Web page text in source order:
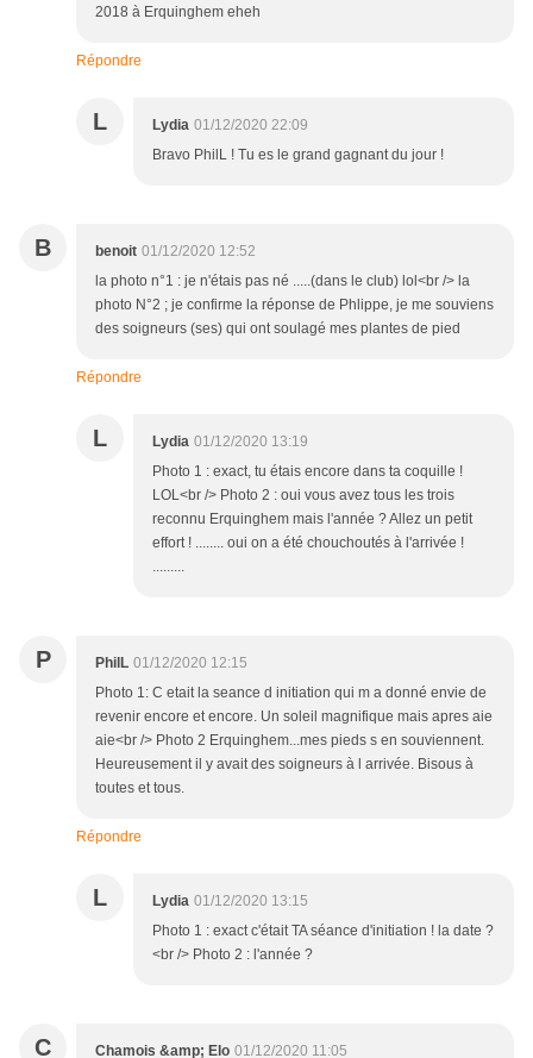
2018 à Erquinghem eheh
Répondre
L Lydia 01/12/2020 22:09
Bravo PhilL ! Tu es le grand gagnant du jour !
B benoit 01/12/2020 12:52
la photo n°1 : je n'étais pas né .....(dans le club) lol<br /> la
photo N°2 ; je confirme la réponse de Phlippe, je me souviens
des soigneurs (ses) qui ont soulagé mes plantes de pied
Répondre
L Lydia 01/12/2020 13:19
Photo 1 : exact, tu étais encore dans ta coquille !
LOL<br /> Photo 2 : oui vous avez tous les trois
reconnu Erquinghem mais l'année ? Allez un petit
effort ! ........ oui on a été chouchoutés à l'arrivée !
.........
P PhilL 01/12/2020 12:15
Photo 1: C etait la seance d initiation qui m a donné envie de
revenir encore et encore. Un soleil magnifique mais apres aie
aie<br /> Photo 2 Erquinghem...mes pieds s en souviennent.
Heureusement il y avait des soigneurs à l arrivée. Bisous à
toutes et tous.
Répondre
L Lydia 01/12/2020 13:15
Photo 1 : exact c'était TA séance d'initiation ! la date ?
<br /> Photo 2 : l'année ?
C Chamois &amp; Elo 01/12/2020 11:05